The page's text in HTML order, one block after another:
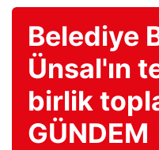
Belediye
Ünsal'ın
birlik
GÜNDEM